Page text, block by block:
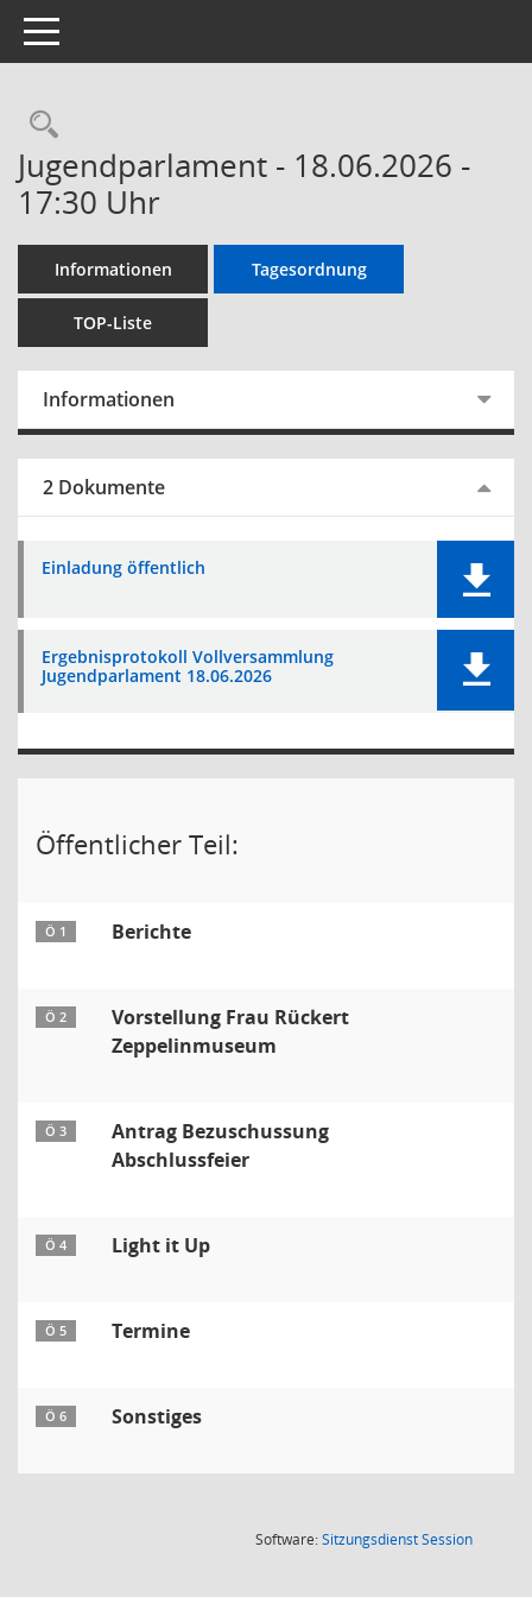
Toggle navigation
Jugendparlament - 18.06.2026 -
17:30 Uhr
Informationen Tagesordnung
TOP-Liste
Informationen
2 Dokumente
Einladung öffentlich
Ergebnisprotokoll Vollversammlung
Jugendparlament 18.06.2026
Öffentlicher Teil:
Ö 1 Berichte
Ö 2
Vorstellung Frau Rückert
Zeppelinmuseum
Ö 3
Antrag Bezuschussung
Abschlussfeier
Ö 4 Light it Up
Ö 5 Termine
Ö 6 Sonstiges
Software:SitzungsdienstSession(Wird in